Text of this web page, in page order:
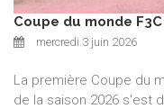
Coupe du monde
mercredi 3 juin 2026
La première Coupe du
de la saison 2026 s'est